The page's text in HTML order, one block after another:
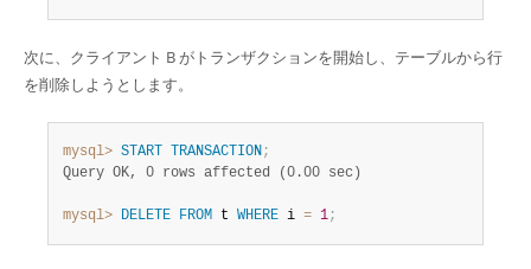
次に、クライアント B がトランザクションを開始し、テーブルから行
を削除しようとします。
mysql> START TRANSACTION;
Query OK, 0 rows affected (0.00 sec)
mysql> DELETE FROM t WHERE i = 1;